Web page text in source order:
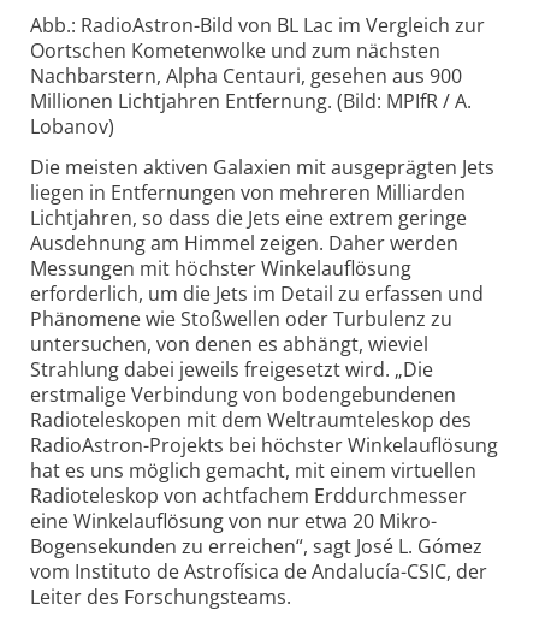
Abb.: RadioAstron-Bild von BL Lac im Vergleich zur
Oortschen Kometenwolke und zum nächsten
Nachbarstern, Alpha Centauri, gesehen aus 900
Millionen Lichtjahren Entfernung. (Bild: MPIfR / A.
Lobanov)
Die meisten aktiven Galaxien mit ausgeprägten Jets
liegen in Entfernungen von mehreren Milliarden
Lichtjahren, so dass die Jets eine extrem geringe
Ausdehnung am Himmel zeigen. Daher werden
Messungen mit höchster Winkel­auflösung
erforderlich, um die Jets im Detail zu erfassen und
Phänomene wie Stoßwellen oder Turbulenz zu
untersuchen, von denen es abhängt, wieviel
Strahlung dabei jeweils freigesetzt wird. „Die
erstmalige Verbindung von bodengebundenen
Radioteleskopen mit dem Weltraum­teleskop des
RadioAstron-Projekts bei höchster Winkelauflösung
hat es uns möglich gemacht, mit einem virtuellen
Radioteleskop von achtfachem Erddurchmesser
eine Winkel­auflösung von nur etwa 20 Mikro-
Bogensekunden zu erreichen“, sagt José L. Gómez
vom Instituto de Astrofísica de Andalucía-CSIC, der
Leiter des Forschungsteams.